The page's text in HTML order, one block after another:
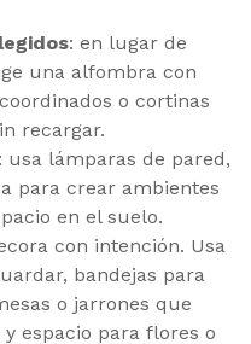
: en lugar de
una alfombra con
o cortinas
recargar.
: usa lámparas de pared,
para crear ambientes
en el suelo.
con intención. Usa
bandejas para
o jarrones que
espacio para flores o